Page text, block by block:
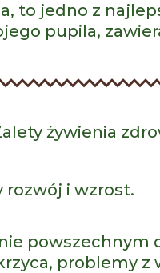
to jedno z
pupila,
żywienia
rozwój i wzrost.
powszechnym
problemy